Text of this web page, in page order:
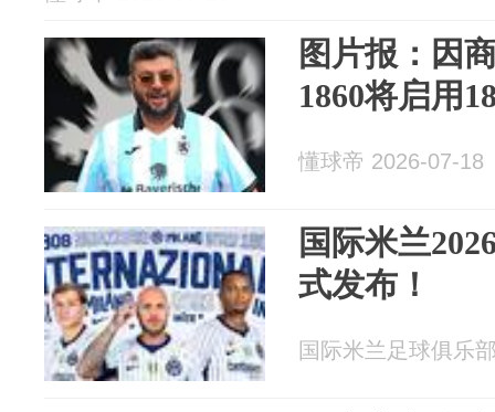
图片报：因
1860将启用
懂球帝 2026-07-18
国际米兰
式发布！
国际米兰足球俱乐